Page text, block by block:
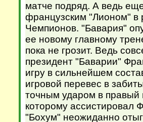
матче подряд. А ведь
французским "Лионом" в
Чемпионов. "Бавария"
ее новому главному
пока не грозит. Ведь
президент "Баварии"
игру в сильнейшем
игровой перевес в
точным ударом в
которому ассистировал
"Бохум" неожиданно